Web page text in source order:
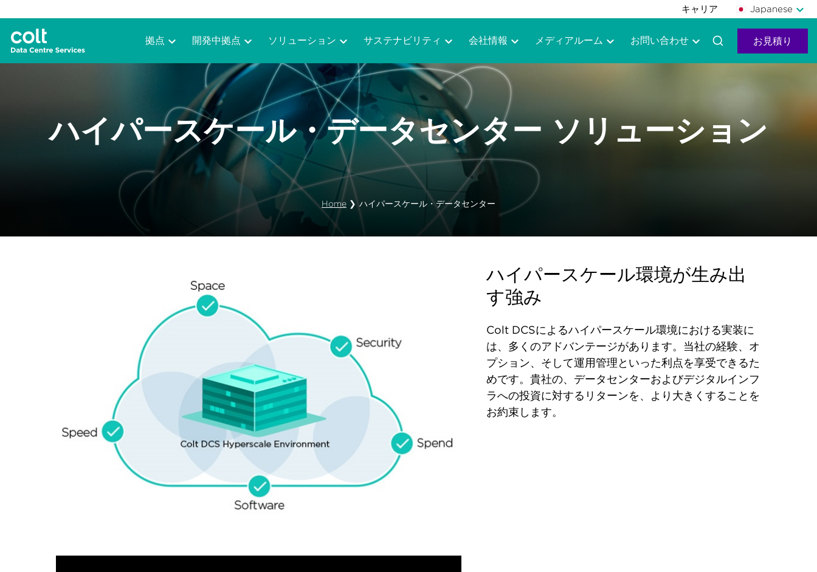
キャリア Japanese
拠点 開発中拠点 ソリューション サステナビリティ 会社情報 メディアルーム お問い合わせ お見積り
Home ❯ ハイパースケール・データセンター
ハイパースケール・データセンター ソリューション
ハイパースケール環境が生み出
す強み
Colt DCSによるハイパースケール環境における実装に
は、多くのアドバンテージがあります。当社の経験、オ
プション、そして運用管理といった利点を享受できるた
めです。貴社の、データセンターおよびデジタルインフ
ラへの投資に対するリターンを、より大きくすることを
お約束します。